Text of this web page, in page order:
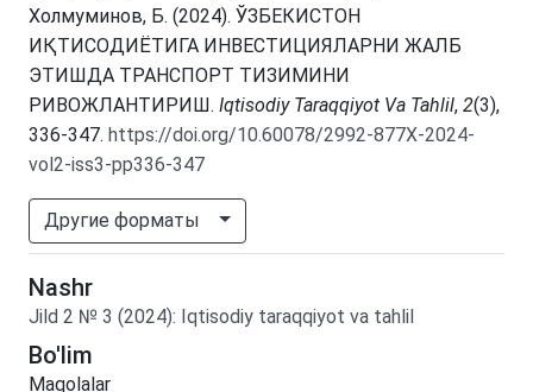
Холмуминов, Б. (2024). ЎЗБЕКИСТОН
ИҚТИСОДИЁТИГА ИНВЕСТИЦИЯЛАРНИ ЖАЛБ
ЭТИШДА ТРАНСПОРТ ТИЗИМИНИ
РИВОЖЛАНТИРИШ. Iqtisodiy Taraqqiyot Va Tahlil, 2(3),
336-347. https://doi.org/10.60078/2992-877X-2024-
vol2-iss3-pp336-347
Другие форматы
Nashr
Jild 2 № 3 (2024): Iqtisodiy taraqqiyot va tahlil
Bo'lim
Maqolalar